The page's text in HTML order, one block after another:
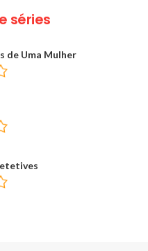
séries
de Uma Mulher